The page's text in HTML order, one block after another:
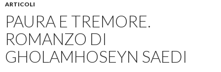
ARTICOLI
PAURA E TREMORE.
ROMANZO DI
GHOLAMHOSEYN SAEDI